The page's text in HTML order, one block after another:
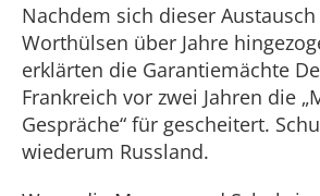
Nachdem sich dieser
Worthülsen über Jahre
erklärten die Garantiemächte
Frankreich vor zwei Jahren die
Gespräche“ für gescheitert.
wiederum Russland.